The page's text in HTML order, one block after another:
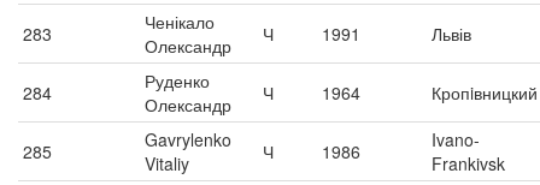
283
Ченікало
Олександр
Ч 1991 Львів
284
Руденко
Олександр
Ч 1964 Кропiвницкий
285
Gavrylenko
Vitaliy
Ч 1986
Ivano-
Frankivsk